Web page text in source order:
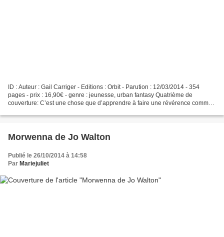
ID : Auteur : Gail Carriger - Editions : Orbit - Parution : 12/03/2014 - 354
pages - prix : 16,90€ - genre : jeunesse, urban fantasy Quatrième de
couverture: C’est une chose que d’apprendre à faire une révérence comme
Morwenna de Jo Walton
Publié le 26/10/2014 à 14:58
Par Mariejuliet